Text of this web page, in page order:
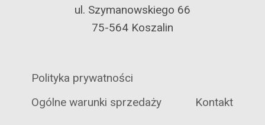
ul. Szymanowskiego 66
75-564 Koszalin
Polityka prywatności
Ogólne warunki sprzedaży
Kontakt